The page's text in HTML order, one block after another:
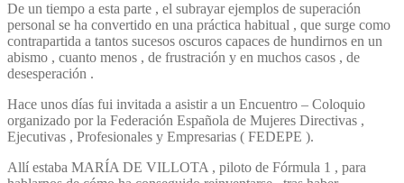
De un tiempo a esta parte , el subrayar ejemplos de superación
personal se ha convertido en una práctica habitual , que surge como
contrapartida a tantos sucesos oscuros capaces de hundirnos en un
abismo , cuanto menos , de frustración y en muchos casos , de
desesperación .
Hace unos días fui invitada a asistir a un Encuentro – Coloquio
organizado por la Federación Española de Mujeres Directivas ,
Ejecutivas , Profesionales y Empresarias ( FEDEPE ).
Allí estaba MARÍA DE VILLOTA , piloto de Fórmula 1 , para